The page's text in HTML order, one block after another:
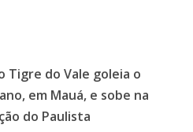
Tigre do Vale goleia o
em Mauá, e sobe na
do Paulista